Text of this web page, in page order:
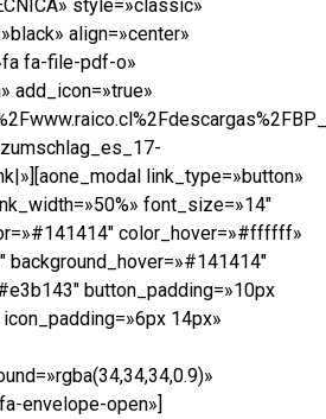
style=»classic»
align=»center»
fa-file-pdf-o»
add_icon=»true»
link_type=»button»
font_size=»14″
color_hover=»#ffffff»
background_hover=»#141414″
button_padding=»10px
14px»
envelope-open»]